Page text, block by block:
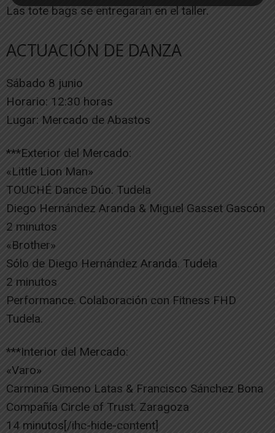
Las tote bags se entregarán en el taller.
ACTUACIÓN DE DANZA
Sábado 8 junio
Horario: 12:30 horas
Lugar: Mercado de Abastos
***Exterior del Mercado:
«Little Lion Man»
TOUCHÉ Dance Dúo. Tudela
Diego Hernández Aranda & Miguel Gasset Gascón
2 minutos
«Brother»
Sólo de Diego Hernández Aranda. Tudela
2 minutos
Performance. Colaboración con Fitness FHD
Tudela.
***Interior del Mercado:
«Varo»
Carmina Gimeno Latas & Francisco Sánchez Bona
Compañía Circle of Trust. Zaragoza
14 minutos[/ihc-hide-content]